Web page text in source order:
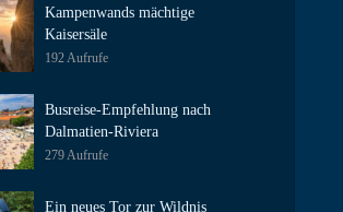
Kampenwands mächtige
Kaisersäle
192 Aufrufe
Busreise-Empfehlung nach
Dalmatien-Riviera
279 Aufrufe
Ein neues Tor zur Wildnis